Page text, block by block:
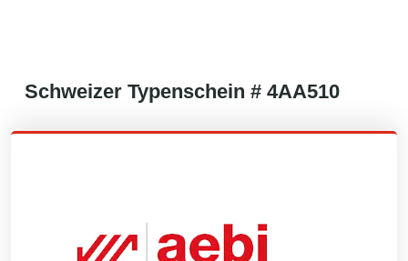
Schweizer Typenschein # 4AA510